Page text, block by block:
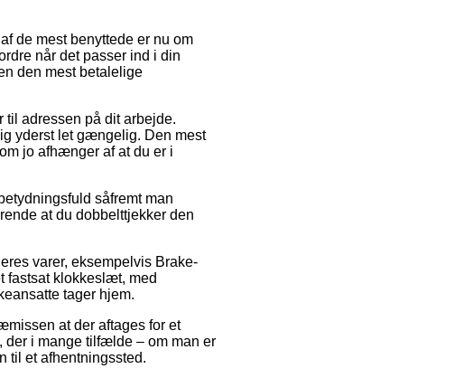
de mest benyttede er nu om
når det passer ind i din
den mest betalelige
til adressen på dit arbejde.
yderst let gængelig. Den mest
jo afhænger af at du er i
såfremt man
at du dobbelttjekker den
varer, eksempelvis Brake-
fastsat klokkeslæt, med
tager hjem.
at der aftages for et
der i mange tilfælde – om man er
til et afhentningssted.